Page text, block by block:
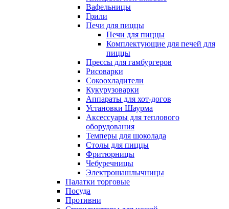
Вафельницы
Грили
Печи для пиццы
Печи для пиццы
Комплектующие для печей для
пиццы
Прессы для гамбургеров
Рисоварки
Сокоохладители
Кукурузоварки
Аппараты для хот-догов
Установки Шаурма
Аксессуары для теплового
оборудования
Темперы для шоколада
Столы для пиццы
Фритюрницы
Чебуречницы
Электрошашлычницы
Палатки торговые
Посуда
Противни